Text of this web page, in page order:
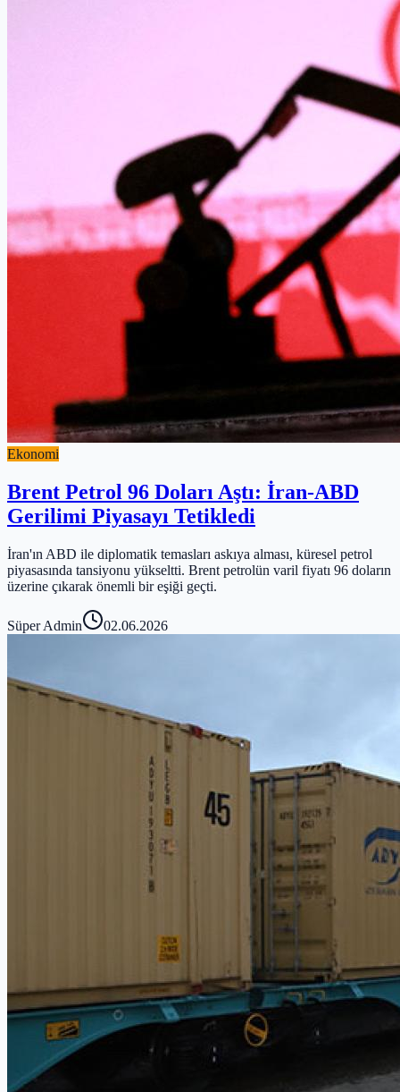
Ekonomi
Brent Petrol 96 Doları Aştı: İran-ABD
Gerilimi Piyasayı Tetikledi
İran'ın ABD ile diplomatik temasları askıya alması, küresel petrol
piyasasında tansiyonu yükseltti. Brent petrolün varil fiyatı 96 doların
üzerine çıkarak önemli bir eşiği geçti.
Süper Admin 02.06.2026